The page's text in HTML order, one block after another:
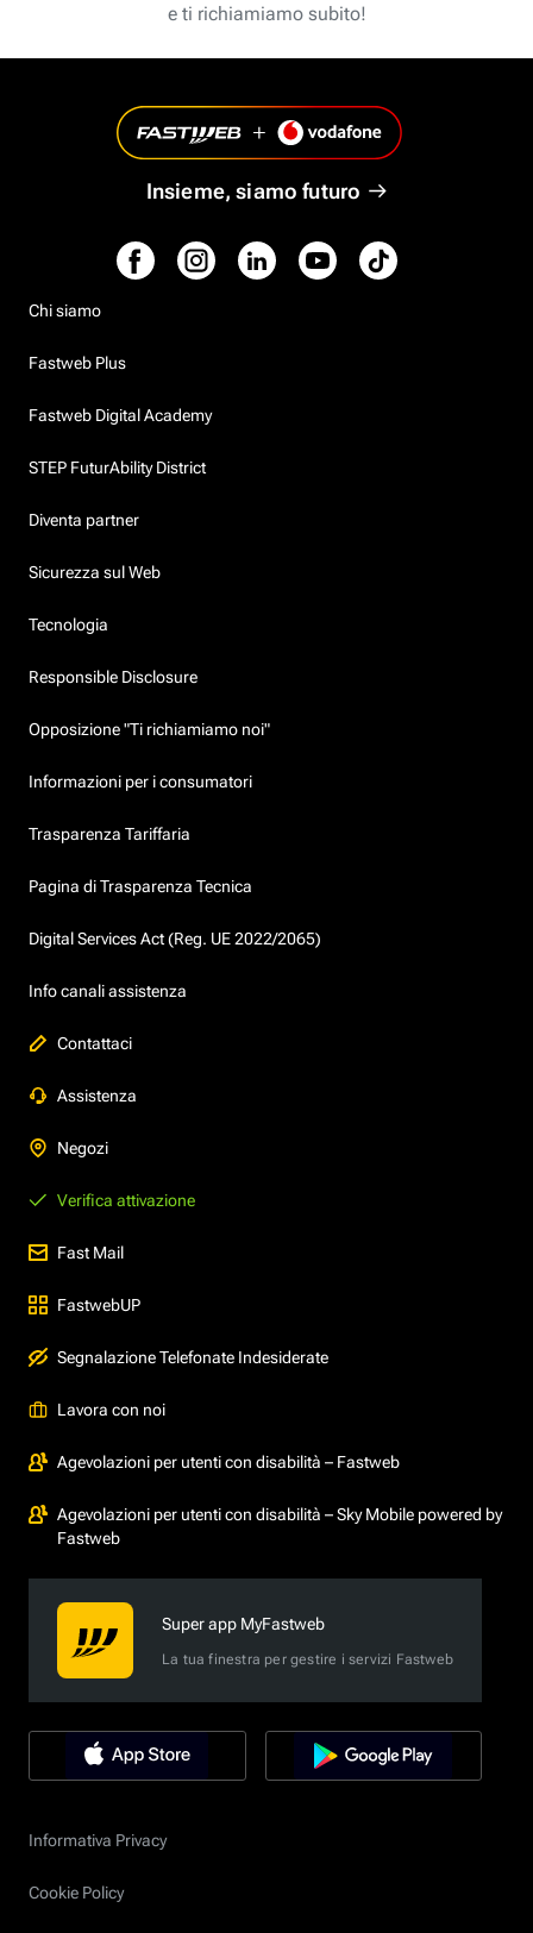
e ti richiamiamo subito!
Insieme, siamo futuro
Chi siamo
Fastweb Plus
Fastweb Digital Academy
STEP FuturAbility District
Diventa partner
Sicurezza sul Web
Tecnologia
Responsible Disclosure
Opposizione "Ti richiamiamo noi"
Informazioni per i consumatori
Trasparenza Tariffaria
Pagina di Trasparenza Tecnica
Digital Services Act (Reg. UE 2022/2065)
Info canali assistenza
Contattaci
Assistenza
Negozi
Verifica attivazione
Fast Mail
FastwebUP
Segnalazione Telefonate Indesiderate
Lavora con noi
Agevolazioni per utenti con disabilità – Fastweb
Agevolazioni per utenti con disabilità – Sky Mobile powered by
Fastweb
Super app MyFastweb
La tua finestra per gestire i servizi Fastweb
Informativa Privacy
Cookie Policy